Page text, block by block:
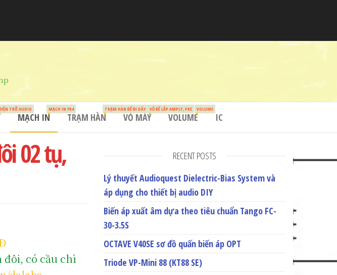
TRỞ AUDIO
MẠCH IN
MẠCH IN FR4
TRẠM HÀN
TRẠM HÀN ĐỂ ĐI DÂY
VỎ MÁY
VỎ ĐỂ LẮP AMPLY, PRE
VOLUME
VOLUME
IC
02 tụ,
đôi, có cầu chì
RECENT POSTS
Lý thuyết Audioquest Dielectric-Bias System và
áp dụng cho thiết bị audio DIY
Biến áp xuất âm dựa theo tiêu chuẩn Tango FC-
30-3.5S
OCTAVE V40SE sơ đồ quấn biến áp OPT
Triode VP-Mini 88 (KT88 SE)